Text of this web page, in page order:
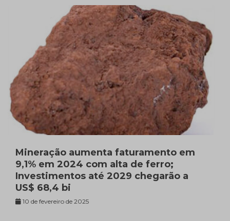
Mineração aumenta faturamento em
9,1% em 2024 com alta de ferro;
Investimentos até 2029 chegarão a
US$ 68,4 bi
10 de fevereiro de 2025